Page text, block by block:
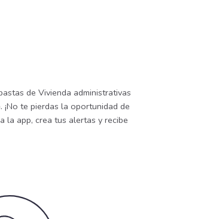
de Vivienda administrativas
te pierdas la oportunidad de
la app, crea tus alertas y recibe